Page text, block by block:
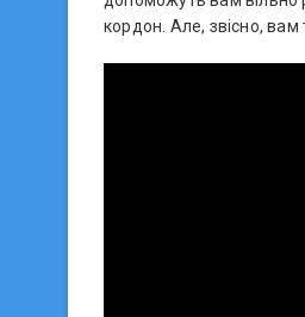
кордон. Але, звісно,